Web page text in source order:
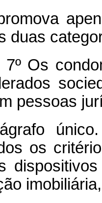
duas
7º Os
pessoas
os